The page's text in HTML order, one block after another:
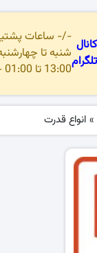
کانال
تلگرام
-/- ساعات
شنبه تا
13:00 تا 01:00 -/-
» انواع قدرت